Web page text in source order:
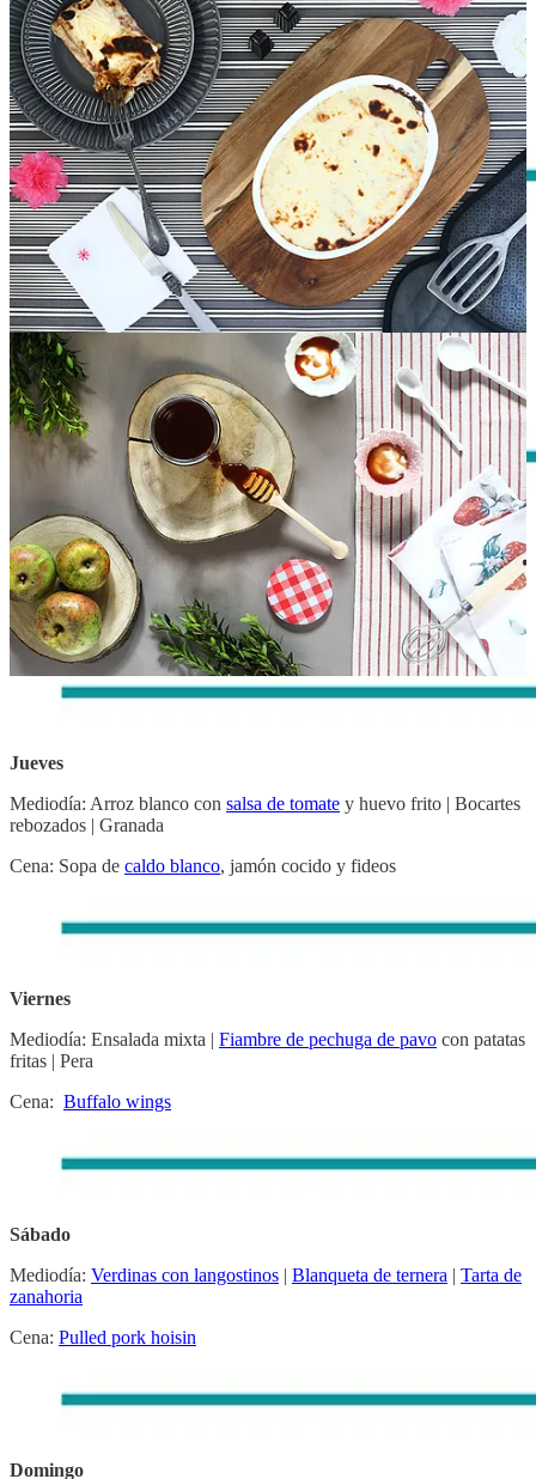
Mediodía:Crema de apionabo y almendra|Canelones de carne|
Uvas
Cena:Porrusalda de bacalao
Martes
Mediodía:Sopa de lentejas y acelgas|Salmón confitado|
Mandarinas
Cena:Salchichas con patatas
Miércoles
Mediodía:Patatas a la crema|Pollo con orejones ciruelas y dátiles|
Manzana
Cena:Batatas asadas
Jueves
Mediodía: Arroz blanco con salsa de tomate y huevo frito | Bocartes
rebozados | Granada
Cena: Sopa de caldo blanco, jamón cocido y fideos
Viernes
Mediodía: Ensalada mixta | Fiambre de pechuga de pavo con patatas
fritas | Pera
Cena: Buffalo wings
Sábado
Mediodía: Verdinas con langostinos | Blanqueta de ternera | Tarta de
zanahoria
Cena: Pulled pork hoisin
Domingo